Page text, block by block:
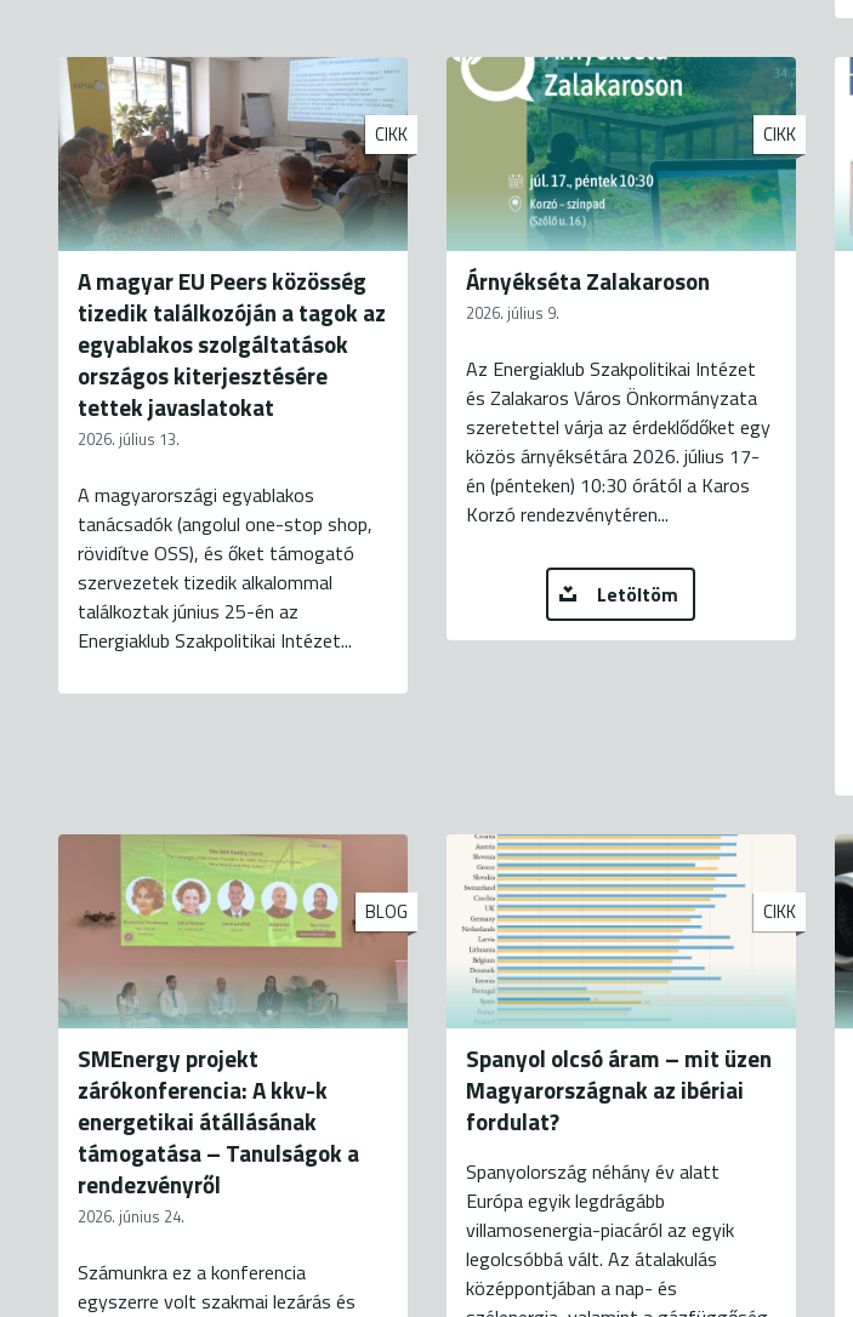
CIKK
A magyar EU Peers közösség
tizedik találkozóján a tagok az
egyablakos szolgáltatások
országos kiterjesztésére
tettek javaslatokat
2026. július 13.
A magyarországi egyablakos
tanácsadók (angolul one-stop shop,
rövidítve OSS), és őket támogató
szervezetek tizedik alkalommal
találkoztak június 25-én az
Energiaklub Szakpolitikai Intézet...
CIKK
Árnyékséta Zalakaroson
2026. július 9.
Az Energiaklub Szakpolitikai Intézet
és Zalakaros Város Önkormányzata
szeretettel várja az érdeklődőket egy
közös árnyéksétára 2026. július 17-
én (pénteken) 10:30 órától a Karos
Korzó rendezvénytéren...
Letöltöm
BLOG
SMEnergy projekt
zárókonferencia: A kkv-k
energetikai átállásának
támogatása – Tanulságok a
rendezvényről
2026. június 24.
Számunkra ez a konferencia
egyszerre volt szakmai lezárás és
CIKK
Spanyol olcsó áram – mit üzen
Magyarországnak az ibériai
fordulat?
Spanyolország néhány év alatt
Európa egyik legdrágább
villamosenergia-piacáról az egyik
legolcsóbbá vált. Az átalakulás
középpontjában a nap- és